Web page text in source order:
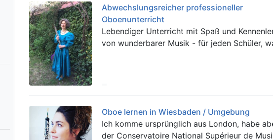
Abwechslungsreicher professioneller
Oboenunterricht
Lebendiger Unterricht mit Spaß und
von wunderbarer Musik - für jeden Schüler,
Oboe lernen in Wiesbaden / Umgebung
Ich komme ursprünglich aus London, habe
der Conservatoire National Supérieur de